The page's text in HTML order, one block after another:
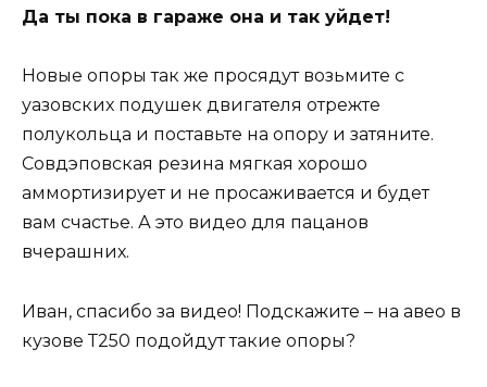
Да ты пока в гараже она и так уйдет!
Новые опоры так же просядут возьмите с
уазовских подушек двигателя отрежте
полукольца и поставьте на опору и затяните.
Совдэповская резина мягкая хорошо
аммортизирует и не просаживается и будет
вам счастье. А это видео для пацанов
вчерашних.
Иван, спасибо за видео! Подскажите – на авео в
кузове Т250 подойдут такие опоры?